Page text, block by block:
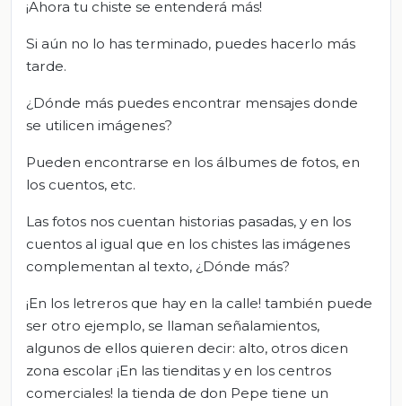
¡Ahora tu chiste se entenderá más!
Si aún no lo has terminado, puedes hacerlo más
tarde.
¿Dónde más puedes encontrar mensajes donde
se utilicen imágenes?
Pueden encontrarse en los álbumes de fotos, en
los cuentos, etc.
Las fotos nos cuentan historias pasadas, y en los
cuentos al igual que en los chistes las imágenes
complementan al texto, ¿Dónde más?
¡En los letreros que hay en la calle! también puede
ser otro ejemplo, se llaman señalamientos,
algunos de ellos quieren decir: alto, otros dicen
zona escolar ¡En las tienditas y en los centros
comerciales! la tienda de don Pepe tiene un